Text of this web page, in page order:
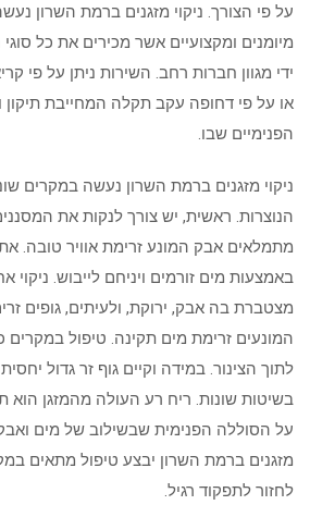
על פי הצורך. ניקוי מזגנים ברמת השרון
מיומנים ומקצועיים אשר מכירים את כל
ידי מגוון חברות רחב. השירות ניתן על פי
או על פי דחופה עקב תקלה המחייבת תיקון
הפנימיים שבו.
ניקוי מזגנים ברמת השרון נעשה במקרים
הנוצרות. ראשית, יש צורך לנקות את
מתמלאים אבק המונע זרימת אוויר טובה. את
באמצעות מים זורמים ויניחם לייבוש.
מצטברת בה אבק, ירוקת, ולעיתים, גופים
המונעים זרימת מים תקינה. טיפול במקרים
לתוך הצינור. במידה וקיים גוף זר גדול
בשיטות שונות. ריח רע העולה מהמזגן
על הסוללה הפנימית שבשילוב של מים
מזגנים ברמת השרון יבצע טיפול מתאים
לחזור לתפקוד רגיל.